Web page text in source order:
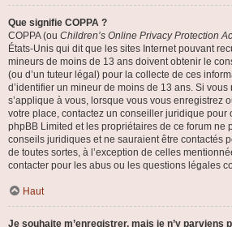
Que signifie COPPA ?
COPPA (ou Children’s Online Privacy Protection
États-Unis qui dit que les sites Internet pouvant
mineurs de moins de 13 ans doivent obtenir le
(ou d’un tuteur légal) pour la collecte de ces
d’identifier un mineur de moins de 13 ans. Si vous
s’applique à vous, lorsque vous vous enregistrez
votre place, contactez un conseiller juridique pour
phpBB Limited et les propriétaires de ce forum ne
conseils juridiques et ne sauraient être contactés
de toutes sortes, à l’exception de celles
contacter pour les abus ou les questions légales
Haut
Je souhaite m’enregistrer, mais je n’y parviens